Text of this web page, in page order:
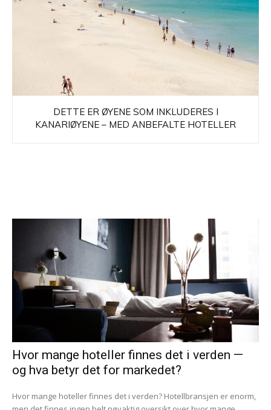
DETTE ER ØYENE SOM INKLUDERES I
KANARIØYENE – MED ANBEFALTE HOTELLER
Hvor mange hoteller finnes det i verden —
og hva betyr det for markedet?
Hvor mange hoteller finnes det i verden? Hotellbransjen er enorm,